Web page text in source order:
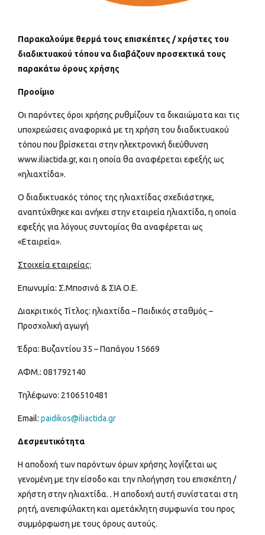
Παρακαλούμε θερμά τους επισκέπτες / χρήστες του
διαδικτυακού τόπου να διαβάζουν προσεκτικά τους
παρακάτω όρους χρήσης
Προοίμιο
Οι παρόντες όροι χρήσης ρυθμίζουν τα δικαιώματα και τις
υποχρεώσεις αναφορικά με τη χρήση του διαδικτυακού
τόπου που βρίσκεται στην ηλεκτρονική διεύθυνση
www.iliactida.gr, και η οποία θα αναφέρεται εφεξής ως
«ηλιαχτίδα».
Ο διαδικτυακός τόπος της ηλιαχτίδας σχεδιάστηκε,
αναπτύχθηκε και ανήκει στην εταιρεία ηλιαχτίδα, η οποία
εφεξής για λόγους συντομίας θα αναφέρεται ως
«Εταιρεία».
Στοιχεία εταιρείας:
Επωνυμία: Σ.Μποσινά & ΣΙΑ Ο.Ε.
Διακριτικός Τίτλος: ηλιαχτίδα – Παιδικός σταθμός –
Προσχολική αγωγή
Έδρα: Βυζαντίου 35 – Παπάγου 15669
ΑΦΜ.: 081792140
Τηλέφωνο: 2106510481
Email: paidikos@iliactida.gr
Δεσμευτικότητα
Η αποδοχή των παρόντων όρων χρήσης λογίζεται ως
γενομένη με την είσοδο και την πλοήγηση του επισκέπτη /
χρήστη στην ηλιαχτίδα. . Η αποδοχή αυτή συνίσταται στη
ρητή, ανεπιφύλακτη και αμετάκλητη συμφωνία του προς
συμμόρφωση με τους όρους αυτούς.